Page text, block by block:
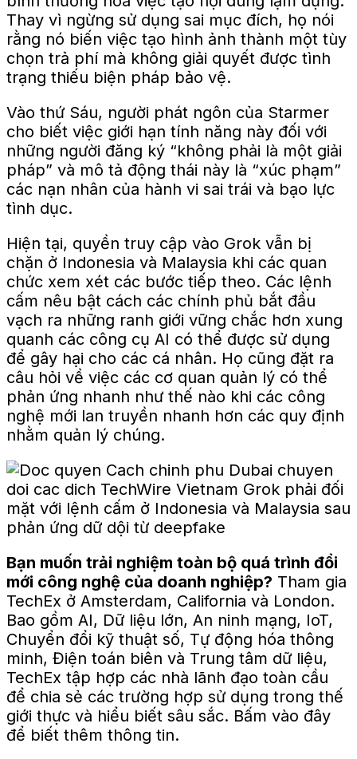
Thay vì ngừng sử dụng sai mục đích, họ nói
rằng nó biến việc tạo hình ảnh thành một tùy
chọn trả phí mà không giải quyết được tình
trạng thiếu biện pháp bảo vệ.
Vào thứ Sáu, người phát ngôn của Starmer
cho biết việc giới hạn tính năng này đối với
những người đăng ký “không phải là một giải
pháp” và mô tả động thái này là “xúc phạm”
các nạn nhân của hành vi sai trái và bạo lực
tình dục.
Hiện tại, quyền truy cập vào Grok vẫn bị
chặn ở Indonesia và Malaysia khi các quan
chức xem xét các bước tiếp theo. Các lệnh
cấm nêu bật cách các chính phủ bắt đầu
vạch ra những ranh giới vững chắc hơn xung
quanh các công cụ AI có thể được sử dụng
để gây hại cho các cá nhân. Họ cũng đặt ra
câu hỏi về việc các cơ quan quản lý có thể
phản ứng nhanh như thế nào khi các công
nghệ mới lan truyền nhanh hơn các quy định
nhằm quản lý chúng.
Bạn muốn trải nghiệm toàn bộ quá trình đổi
mới công nghệ của doanh nghiệp? Tham gia
TechEx ở Amsterdam, California và London.
Bao gồm AI, Dữ liệu lớn, An ninh mạng, IoT,
Chuyển đổi kỹ thuật số, Tự động hóa thông
minh, Điện toán biên và Trung tâm dữ liệu,
TechEx tập hợp các nhà lãnh đạo toàn cầu
để chia sẻ các trường hợp sử dụng trong thế
giới thực và hiểu biết sâu sắc. Bấm vào đây
để biết thêm thông tin.